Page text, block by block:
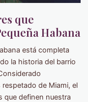
que
Habana
está completa
la historia del barrio
de Miami, el
que definen nuestra